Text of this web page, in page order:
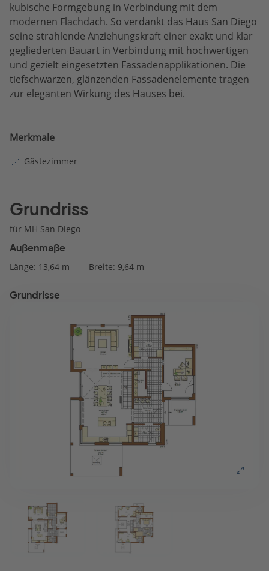
kubische Formgebung in Verbindung mit dem
modernen Flachdach. So verdankt das Haus San Diego
seine strahlende Anziehungskraft einer exakt und klar
gegliederten Bauart in Verbindung mit hochwertigen
und gezielt eingesetzten Fassadenapplikationen. Die
tiefschwarzen, glänzenden Fassadenelemente tragen
zur eleganten Wirkung des Hauses bei.
Merkmale
Gästezimmer
Grundriss
für MH San Diego
Außenmaße
Länge: 13,64 m Breite: 9,64 m
Grundrisse